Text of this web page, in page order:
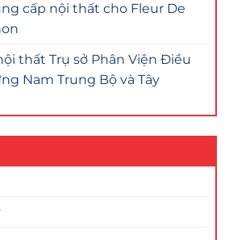
cấp nội thất cho Fleur De
thất Trụ sở Phân Viện Điều
Nam Trung Bộ và Tây